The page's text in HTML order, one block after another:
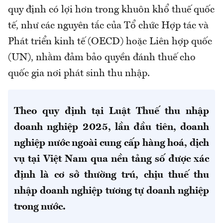
quy định có lợi hơn trong khuôn khổ thuế quốc
tế, như các nguyên tắc của Tổ chức Hợp tác và
Phát triển kinh tế (OECD) hoặc Liên hợp quốc
(UN), nhằm đảm bảo quyền đánh thuế cho
quốc gia nơi phát sinh thu nhập.
Theo quy định tại Luật Thuế thu nhập
doanh nghiệp 2025, lần đầu tiên, doanh
nghiệp nước ngoài cung cấp hàng hoá, dịch
vụ tại Việt Nam qua nền tảng số được xác
định là cơ sở thường trú, chịu thuế thu
nhập doanh nghiệp tương tự doanh nghiệp
trong nước.